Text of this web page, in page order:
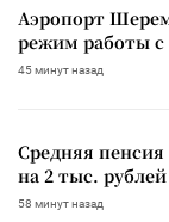
Аэропорт
режим работы с
45 минут назад
Средняя
на 2 тыс. рублей
58 минут назад